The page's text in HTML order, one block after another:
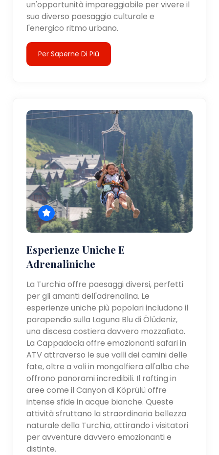
un'opportunità impareggiabile per vivere il
suo diverso paesaggio culturale e
l'energico ritmo urbano.
Per Saperne Di Più
Esperienze Uniche E
Adrenaliniche
La Turchia offre paesaggi diversi, perfetti
per gli amanti dell'adrenalina. Le
esperienze uniche più popolari includono il
parapendio sulla Laguna Blu di Ölüdeniz,
una discesa costiera davvero mozzafiato.
La Cappadocia offre emozionanti safari in
ATV attraverso le sue valli dei camini delle
fate, oltre a voli in mongolfiera all'alba che
offrono panorami incredibili. Il rafting in
aree come il Canyon di Köprülü offre
intense sfide in acque bianche. Queste
attività sfruttano la straordinaria bellezza
naturale della Turchia, attirando i visitatori
per avventure davvero emozionanti e
distinte.